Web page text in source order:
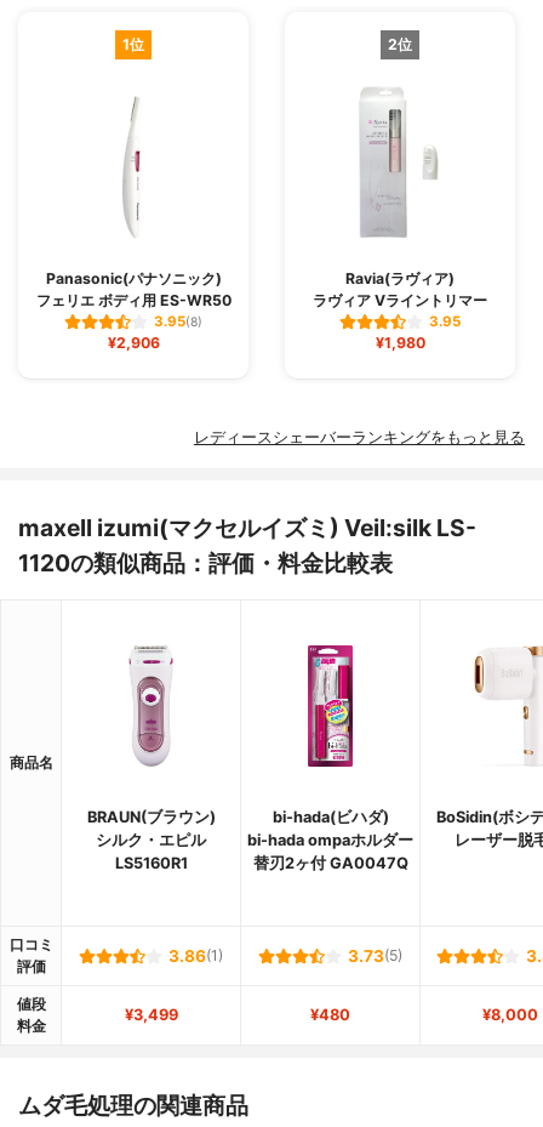
1位
Panasonic(パナソニック)
フェリエ ボディ用 ES-WR50
3.95(8)
¥2,906
2位
Ravia(ラヴィア)
ラヴィア Vライントリマー
3.95
¥1,980
レディースシェーバーランキングをもっと見る
maxell izumi(マクセルイズミ) Veil:silk LS-
1120の類似商品：評価・料金比較表
商品名
BRAUN(ブラウン)
シルク・エピル
LS5160R1
bi-hada(ビハダ)
bi-hada ompaホルダー
替刃2ヶ付 GA0047Q
BoSidin(ボシ
レーザー脱
口コミ
評価
3.86(1) 3.73(5)
値段
料金
¥3,499 ¥480 ¥8,000
ムダ毛処理の関連商品